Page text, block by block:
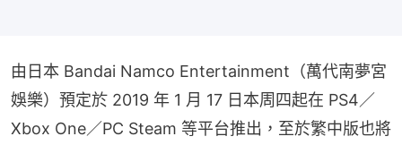
由日本 Bandai Namco Entertainment（萬代南夢宮
娛樂）預定於 2019 年 1 月 17 日本周四起在 PS4／
Xbox One／PC Steam 等平台推出，至於繁中版也將